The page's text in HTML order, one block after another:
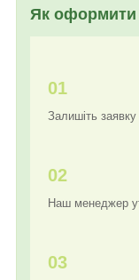
Як оформити
01
Залишіть
02
Наш менеджер
03